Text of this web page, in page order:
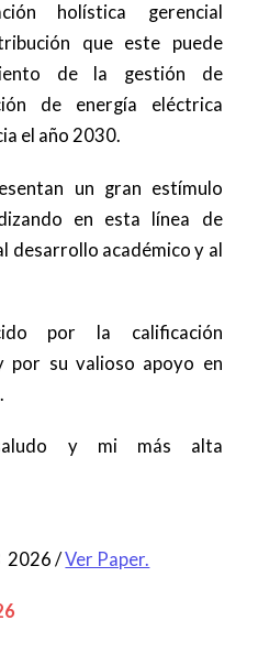
holística gerencial
que este puede
de la gestión de
de energía eléctrica
el año 2030.
un gran estímulo
en esta línea de
desarrollo académico y al
por la calificación
por su valioso apoyo en
y mi más alta
2026 /Ver Paper.